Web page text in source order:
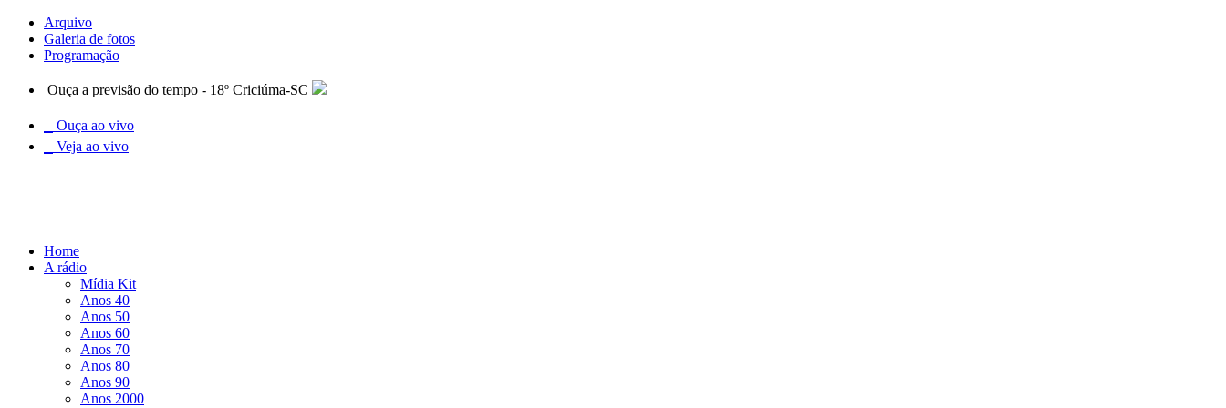
Arquivo
Galeria de fotos
Programação
Ouça a previsão do tempo - 18º Criciúma-SC
Ouça ao vivo
Veja ao vivo
Home
A rádio
Mídia Kit
Anos 40
Anos 50
Anos 60
Anos 70
Anos 80
Anos 90
Anos 2000